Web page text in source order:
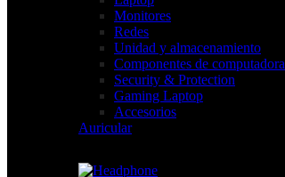
Monitores
Redes
Unidad y almacenamiento
Componentes de computadora
Security & Protection
Gaming Laptop
Accesorios
Auricular